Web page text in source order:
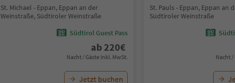
St. Michael - Eppan, Eppan an der
Weinstraße, Südtiroler Weinstraße
Südtirol Guest Pass
ab 220€
Nacht / Gäste Inkl. MwSt.
Jetzt buchen
St. Pauls - Eppan, Eppan an
Südtiroler Weinstraße
Nacht /